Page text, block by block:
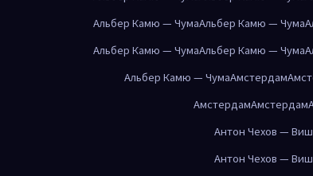
Альбер Камю — ЧумаАльбер Камю — Чума
Альбер Камю — ЧумаАльбер Камю — Чума
Альбер Камю — ЧумаАмстердам
АмстердамАмстердам
Антон Чехов —
Антон Чехов —